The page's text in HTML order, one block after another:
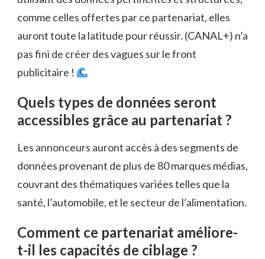
comme celles offertes par ce partenariat, elles
auront toute la latitude pour réussir. (CANAL+) n’a
pas fini de créer des vagues sur le front
publicitaire !
Quels types de données seront
accessibles grâce au partenariat ?
Les annonceurs auront accès à des segments de
données provenant de plus de 80 marques médias,
couvrant des thématiques variées telles que la
santé, l’automobile, et le secteur de l’alimentation.
Comment ce partenariat améliore-
t-il les capacités de ciblage ?